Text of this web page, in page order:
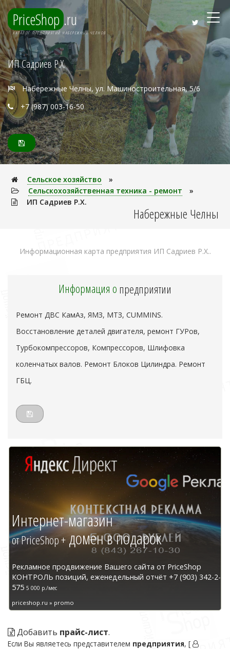
PriceShop .ru
КАТАЛОГ ПРЕДПРИЯТИЙ НАБЕРЕЖНЫХ ЧЕЛНОВ
ИП Садриев Р.Х.
Набережные Челны, ул. Машиностроительная, 5/6
+7 (987) 003-16-50
Сельское хозяйство
»
Сельскохозяйственная техника - ремонт
»
ИП Садриев Р.Х.
Набережные Челны
Информационная карта предприятия ИП Садриев Р.Х..
Информация опредприятии
Ремонт ДВС КамАз, ЯМЗ, МТЗ, CUMMINS.
Восстановление деталей двигателя, ремонт ГУРов,
Турбокомпрессоров, Компрессоров, Шлифовка
коленчатых валов. Ремонт Блоков Цилиндра. Ремонт
ГБЦ.
Интернет-магазин
от PriceShop +домен в подарок
Рекламное продвижение Вашего сайта от PriceShop
КОНТРОЛЬ позиций, еженедельный отчёт +7 (903) 342-2-
575 5 000 р./мес
priceshop.ru » promo
Добавить прайс-лист.
Если Вы являетесь представителем предприятия, [